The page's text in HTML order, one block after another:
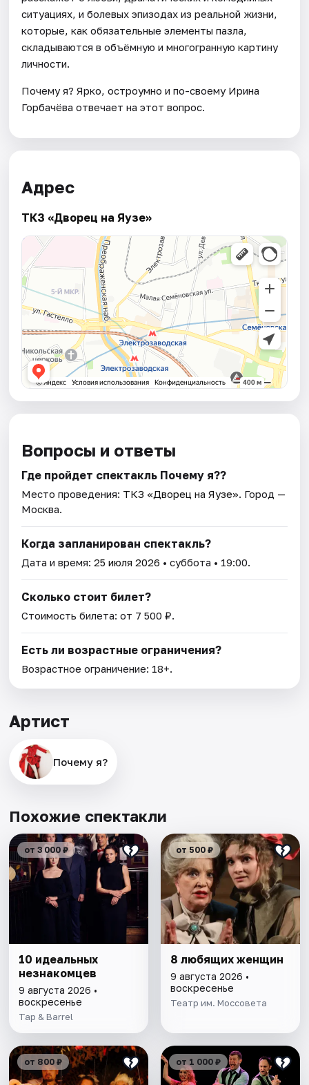
ситуациях, и болевых эпизодах из реальной жизни,
которые, как обязательные элементы пазла,
складываются в объёмную и многогранную картину
личности.
Почему я? Ярко, остроумно и по-своему Ирина
Горбачёва отвечает на этот вопрос.
Адрес
ТКЗ «Дворец на Яузе»
Вопросы и ответы
Где пройдет спектакль Почему я??
Место проведения: ТКЗ «Дворец на Яузе». Город —
Москва.
Когда запланирован спектакль?
Дата и время:25 июля 2026 • суббота • 19:00.
Сколько стоит билет?
Стоимость билета: от 7 500 ₽.
Есть ли возрастные ограничения?
Возрастное ограничение: 18+.
Артист
Почему я?
Похожие спектакли
от 3 000 ₽
10 идеальных
незнакомцев
9 августа 2026 •
воскресенье
Tap & Barrel
от 500 ₽
8 любящих женщин
9 августа 2026 •
воскресенье
Театр им. Моссовета
от 800 ₽ от 1 000 ₽